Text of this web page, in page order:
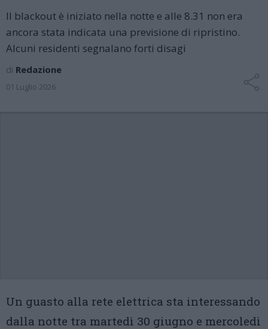
Il blackout è iniziato nella notte e alle 8.31 non era
ancora stata indicata una previsione di ripristino.
Alcuni residenti segnalano forti disagi
di Redazione
01 Luglio 2026
Un guasto alla rete elettrica sta interessando
dalla notte tra martedì 30 giugno e mercoledì